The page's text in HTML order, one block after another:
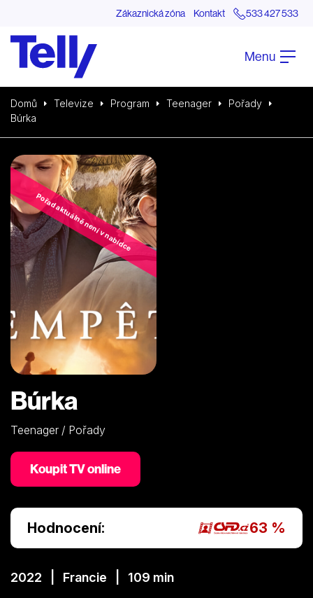
Zákaznická zóna Kontakt 533 427 533
Menu
Domů Televize Program Teenager
Pořady
Búrka
Pořad aktuálně není v nabídce
Búrka
Teenager / Pořady
Koupit TV online
Hodnocení: 63 %
2022 | Francie | 109 min